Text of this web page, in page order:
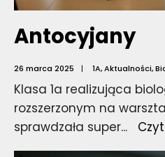
Antocyjany
26 marca 2025 | 1A,Aktualności,
Klasa 1a realizująca
rozszerzonym na
sprawdzała super...